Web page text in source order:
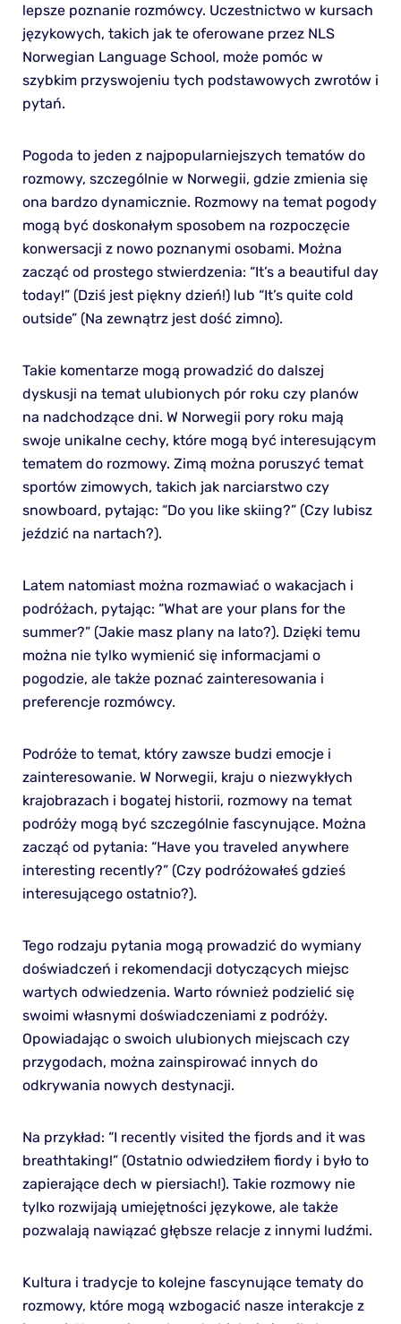
lepsze poznanie rozmówcy. Uczestnictwo w kursach
językowych, takich jak te oferowane przez NLS
Norwegian Language School, może pomóc w
szybkim przyswojeniu tych podstawowych zwrotów i
pytań.
Pogoda to jeden z najpopularniejszych tematów do
rozmowy, szczególnie w Norwegii, gdzie zmienia się
ona bardzo dynamicznie. Rozmowy na temat pogody
mogą być doskonałym sposobem na rozpoczęcie
konwersacji z nowo poznanymi osobami. Można
zacząć od prostego stwierdzenia: “It’s a beautiful day
today!” (Dziś jest piękny dzień!) lub “It’s quite cold
outside” (Na zewnątrz jest dość zimno).
Takie komentarze mogą prowadzić do dalszej
dyskusji na temat ulubionych pór roku czy planów
na nadchodzące dni. W Norwegii pory roku mają
swoje unikalne cechy, które mogą być interesującym
tematem do rozmowy. Zimą można poruszyć temat
sportów zimowych, takich jak narciarstwo czy
snowboard, pytając: “Do you like skiing?” (Czy lubisz
jeździć na nartach?).
Latem natomiast można rozmawiać o wakacjach i
podróżach, pytając: “What are your plans for the
summer?” (Jakie masz plany na lato?). Dzięki temu
można nie tylko wymienić się informacjami o
pogodzie, ale także poznać zainteresowania i
preferencje rozmówcy.
Podróże to temat, który zawsze budzi emocje i
zainteresowanie. W Norwegii, kraju o niezwykłych
krajobrazach i bogatej historii, rozmowy na temat
podróży mogą być szczególnie fascynujące. Można
zacząć od pytania: “Have you traveled anywhere
interesting recently?” (Czy podróżowałeś gdzieś
interesującego ostatnio?).
Tego rodzaju pytania mogą prowadzić do wymiany
doświadczeń i rekomendacji dotyczących miejsc
wartych odwiedzenia. Warto również podzielić się
swoimi własnymi doświadczeniami z podróży.
Opowiadając o swoich ulubionych miejscach czy
przygodach, można zainspirować innych do
odkrywania nowych destynacji.
Na przykład: “I recently visited the fjords and it was
breathtaking!” (Ostatnio odwiedziłem fiordy i było to
zapierające dech w piersiach!). Takie rozmowy nie
tylko rozwijają umiejętności językowe, ale także
pozwalają nawiązać głębsze relacje z innymi ludźmi.
Kultura i tradycje to kolejne fascynujące tematy do
rozmowy, które mogą wzbogacić nasze interakcje z